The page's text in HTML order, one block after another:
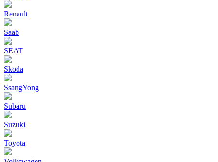
Renault
Saab
SEAT
Skoda
SsangYong
Subaru
Suzuki
Toyota